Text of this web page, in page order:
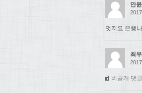
안
멋저요 은행
최
비공개 댓글